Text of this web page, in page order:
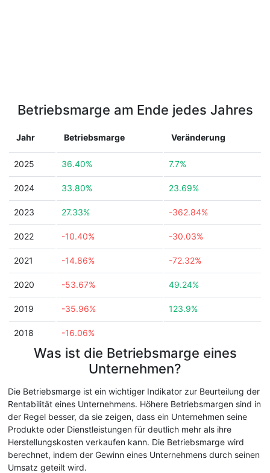
Betriebsmarge am Ende jedes Jahres
Jahr Betriebsmarge Veränderung
2025 36.40% 7.7%
2024 33.80% 23.69%
2023 27.33% -362.84%
2022 -10.40% -30.03%
2021 -14.86% -72.32%
2020 -53.67% 49.24%
2019 -35.96% 123.9%
2018 -16.06%
Was ist die Betriebsmarge eines
Unternehmen?
Die Betriebsmarge ist ein wichtiger Indikator zur Beurteilung der
Rentabilität eines Unternehmens. Höhere Betriebsmargen sind in
der Regel besser, da sie zeigen, dass ein Unternehmen seine
Produkte oder Dienstleistungen für deutlich mehr als ihre
Herstellungskosten verkaufen kann. Die Betriebsmarge wird
berechnet, indem der Gewinn eines Unternehmens durch seinen
Umsatz geteilt wird.